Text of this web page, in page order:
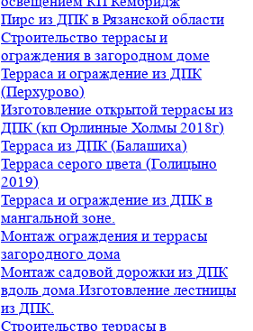
Пирс из ДПК в Рязанской области
Строительство террасы и
ограждения в загородном доме
Терраса и ограждение из ДПК
(Перхурово)
Изготовление открытой террасы из
ДПК (кп Орлинные Холмы 2018г)
Терраса из ДПК (Балашиха)
Терраса серого цвета (Голицыно
2019)
Терраса и ограждение из ДПК в
мангальной зоне.
Монтаж ограждения и террасы
загородного дома
Монтаж садовой дорожки из ДПК
вдоль дома.Изготовление лестницы
из ДПК.
Строительство террасы в